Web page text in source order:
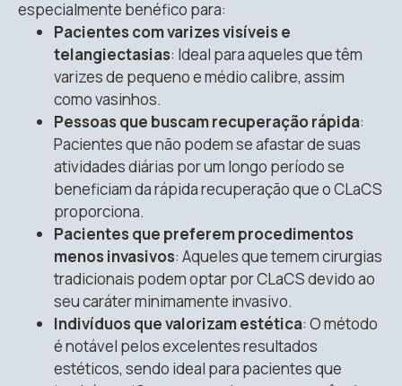
especialmente benéfico para:
Pacientes com varizes visíveis e
telangiectasias: Ideal para aqueles que têm
varizes de pequeno e médio calibre, assim
como vasinhos.
Pessoas que buscam recuperação rápida:
Pacientes que não podem se afastar de suas
atividades diárias por um longo período se
beneficiam da rápida recuperação que o CLaCS
proporciona.
Pacientes que preferem procedimentos
menos invasivos: Aqueles que temem cirurgias
tradicionais podem optar por CLaCS devido ao
seu caráter minimamente invasivo.
Indivíduos que valorizam estética: O método
é notável pelos excelentes resultados
estéticos, sendo ideal para pacientes que